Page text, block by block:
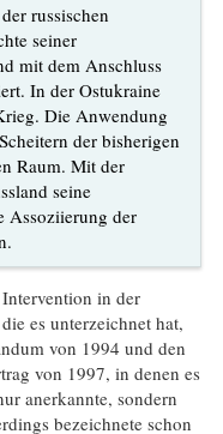
russischen
seiner
mit dem Anschluss
In der Ostukraine
Die Anwendung
der bisherigen
Raum. Mit der
seine
Assoziierung der
in der
es unterzeichnet hat,
von 1994 und den
von 1997, in denen es
anerkannte, sondern
bezeichnete schon